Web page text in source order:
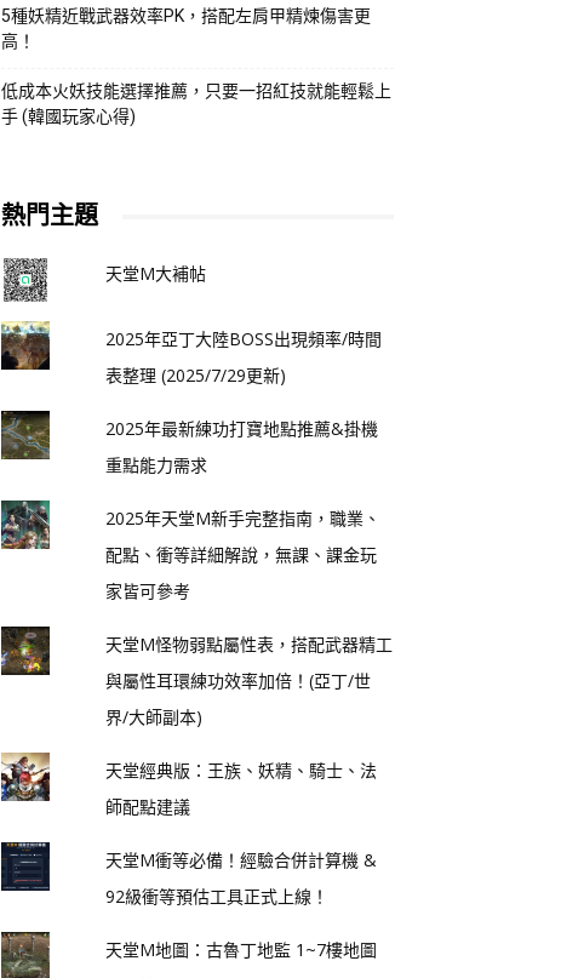
5種妖精近戰武器效率PK，搭配左肩甲精煉傷害更
高！
低成本火妖技能選擇推薦，只要一招紅技就能輕鬆上
手 (韓國玩家心得)
熱門主題
天堂M大補帖
2025年亞丁大陸BOSS出現頻率/時間
表整理 (2025/7/29更新)
2025年最新練功打寶地點推薦&掛機
重點能力需求
2025年天堂M新手完整指南，職業、
配點、衝等詳細解說，無課、課金玩
家皆可參考
天堂M怪物弱點屬性表，搭配武器精工
與屬性耳環練功效率加倍！(亞丁/世
界/大師副本)
天堂經典版：王族、妖精、騎士、法
師配點建議
天堂M衝等必備！經驗合併計算機 &
92級衝等預估工具正式上線！
天堂M地圖：古魯丁地監 1~7樓地圖